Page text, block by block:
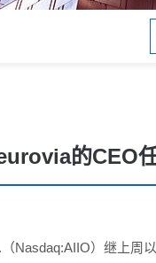
的CEO
Nasdaq:AIIO）继上周